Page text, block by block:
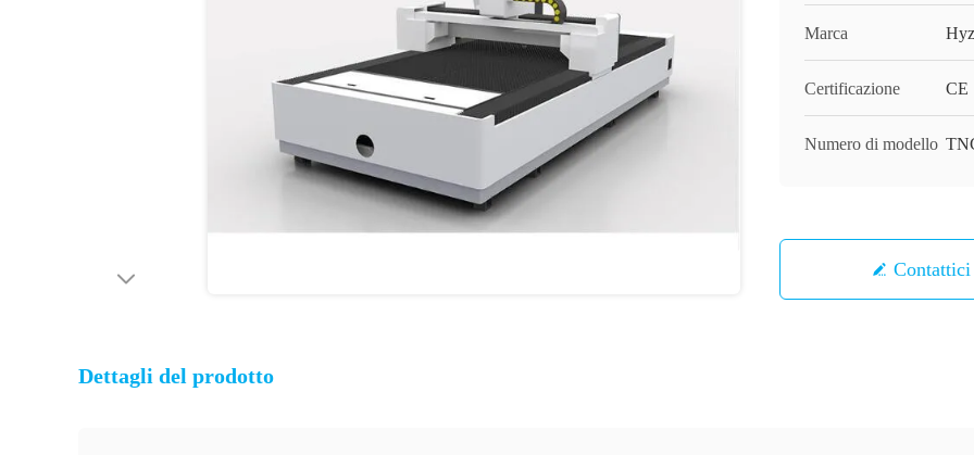
Marca
Certificazione CE
Numero di modello
Contattici
Dettagli del prodotto